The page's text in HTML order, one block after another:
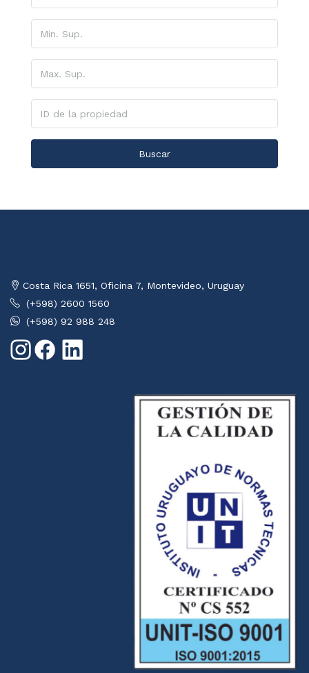
Buscar
Costa Rica 1651, Oficina 7, Montevideo, Uruguay
(+598) 2600 1560
(+598) 92 988 248